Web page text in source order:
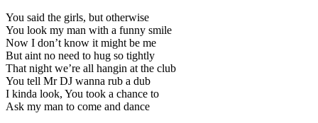
You said the girls, but otherwise
You look my man with a funny smile
Now I don’t know it might be me
But aint no need to hug so tightly
That night we’re all hangin at the club
You tell Mr DJ wanna rub a dub
I kinda look, You took a chance to
Ask my man to come and dance